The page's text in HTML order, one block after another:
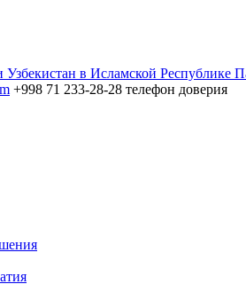
Узбекистан в Исламской Республике
+998 71 233-28-28 телефон доверия